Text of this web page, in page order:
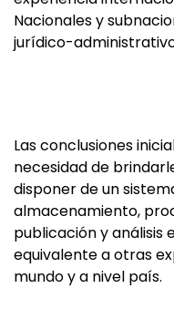
Nacionales y
jurídico-
Las conclusiones
necesidad de
disponer de un
almacenamiento,
publicación y
equivalente a otras
mundo y a nivel país.